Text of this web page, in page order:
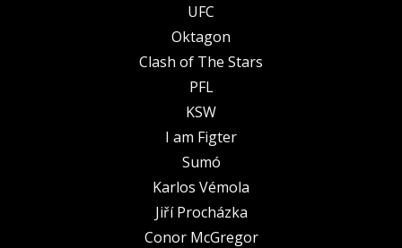
UFC
Oktagon
Clash of The Stars
PFL
KSW
I am Figter
Sumó
Karlos Vémola
Jiří Procházka
Conor McGregor